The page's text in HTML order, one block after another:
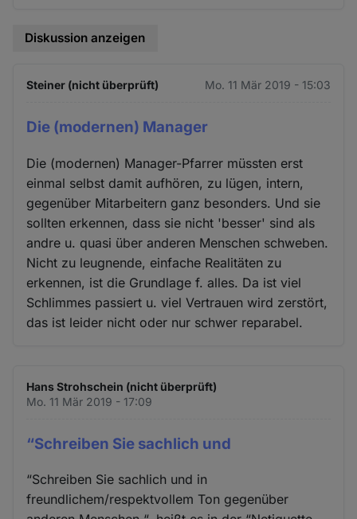
Diskussion anzeigen
Steiner (nicht überprüft) Mo. 11 Mär 2019 - 15:03
Die (modernen) Manager
Die (modernen) Manager-Pfarrer müssten erst
einmal selbst damit aufhören, zu lügen, intern,
gegenüber Mitarbeitern ganz besonders. Und sie
sollten erkennen, dass sie nicht 'besser' sind als
andre u. quasi über anderen Menschen schweben.
Nicht zu leugnende, einfache Realitäten zu
erkennen, ist die Grundlage f. alles. Da ist viel
Schlimmes passiert u. viel Vertrauen wird zerstört,
das ist leider nicht oder nur schwer reparabel.
Hans Strohschein (nicht überprüft)
Mo. 11 Mär 2019 - 17:09
“Schreiben Sie sachlich und
“Schreiben Sie sachlich und in
freundlichem/respektvollem Ton gegenüber